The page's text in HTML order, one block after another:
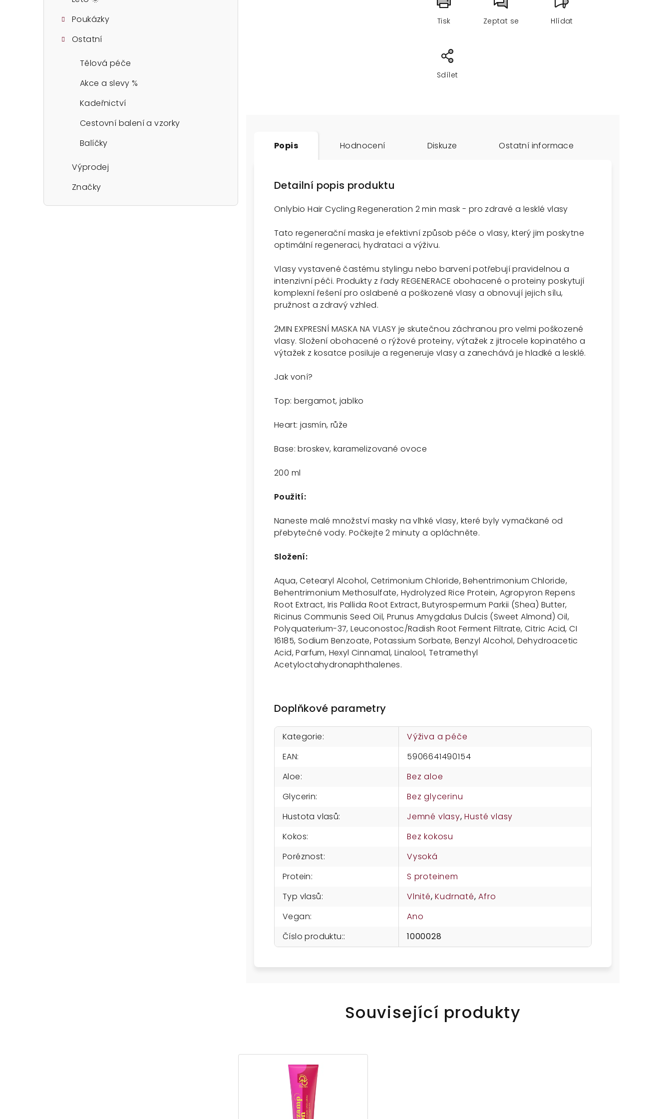
Poukázky
Ostatní
Tělová péče
Akce a slevy %
Kadeřnictví
Cestovní balení a vzorky
Balíčky
Výprodej
Značky
Tisk Zeptat se Hlídat
Sdílet
Popis Hodnocení Diskuze Ostatní informace
Detailní popis produktu
Onlybio Hair Cycling Regeneration 2 min mask - pro zdravé a lesklé vlasy
Tato regenerační maska je efektivní způsob péče o vlasy, který jim poskytne
optimální regeneraci, hydrataci a výživu.
Vlasy vystavené častému stylingu nebo barvení potřebují pravidelnou a
intenzivní péči. Produkty z řady REGENERACE obohacené o proteiny poskytují
komplexní řešení pro oslabené a poškozené vlasy a obnovují jejich sílu,
pružnost a zdravý vzhled.
2MIN EXPRESNÍ MASKA NA VLASY je skutečnou záchranou pro velmi poškozené
vlasy. Složení obohacené o rýžové proteiny, výtažek z jitrocele kopinatého a
výtažek z kosatce posiluje a regeneruje vlasy a zanechává je hladké a lesklé.
Jak voní?
Top: bergamot, jablko
Heart: jasmín, růže
Base: broskev, karamelizované ovoce
200 ml
Použití:
Naneste malé množství masky na vlhké vlasy, které byly vymačkané od
přebytečné vody. Počkejte 2 minuty a opláchněte.
Složení:
Aqua, Cetearyl Alcohol, Cetrimonium Chloride, Behentrimonium Chloride,
Behentrimonium Methosulfate, Hydrolyzed Rice Protein, Agropyron Repens
Root Extract, Iris Pallida Root Extract, Butyrospermum Parkii (Shea) Butter,
Ricinus Communis Seed Oil, Prunus Amygdalus Dulcis (Sweet Almond) Oil,
Polyquaterium-37, Leuconostoc/Radish Root Ferment Filtrate, Citric Acid, CI
16185, Sodium Benzoate, Potassium Sorbate, Benzyl Alcohol, Dehydroacetic
Acid, Parfum, Hexyl Cinnamal, Linalool, Tetramethyl
Acetyloctahydronaphthalenes.
Doplňkové parametry
Kategorie:
Výživa a péče
EAN:
5906641490154
Aloe:
Bez aloe
Glycerin:
Bez glycerinu
Hustota vlasů: Jemné vlasy,Husté vlasy
Kokos:
Bez kokosu
Poréznost:
Vysoká
Protein:
S proteinem
Typ vlasů: Vlnité,Kudrnaté,Afro
Vegan:
Ano
Číslo produktu:: 1000028
Související produkty